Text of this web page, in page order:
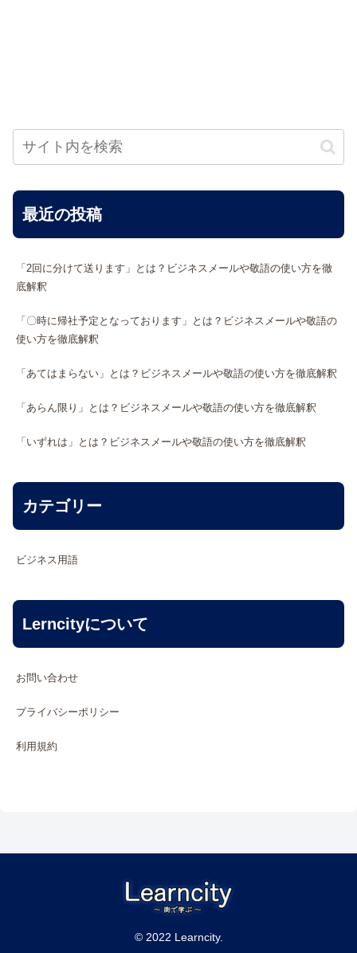
最近の投稿
「2回に分けて送ります」とは？ビジネスメールや敬語の使い方を徹
底解釈
「〇時に帰社予定となっております」とは？ビジネスメールや敬語の
使い方を徹底解釈
「あてはまらない」とは？ビジネスメールや敬語の使い方を徹底解釈
「あらん限り」とは？ビジネスメールや敬語の使い方を徹底解釈
「いずれは」とは？ビジネスメールや敬語の使い方を徹底解釈
カテゴリー
ビジネス用語
Lerncityについて
お問い合わせ
プライバシーポリシー
利用規約
© 2022 Learncity.